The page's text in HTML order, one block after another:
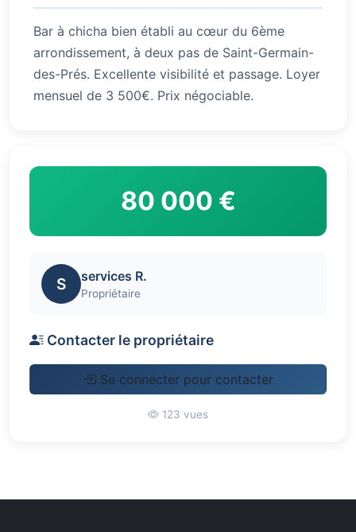
Bar à chicha bien établi au cœur du 6ème
arrondissement, à deux pas de Saint-Germain-
des-Prés. Excellente visibilité et passage. Loyer
mensuel de 3 500€. Prix négociable.
80 000 €
S services R.
Propriétaire
Contacter le propriétaire
Se connecter pour contacter
123 vues